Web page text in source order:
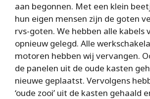
aan begonnen. Met een klein
hun eigen mensen zijn de goten
rvs-goten. We hebben alle kabels
opnieuw gelegd. Alle
motoren hebben wij vervangen.
de panelen uit de oude kasten
nieuwe geplaatst. Vervolgens
‘oude zooi’ uit de kasten gehaald